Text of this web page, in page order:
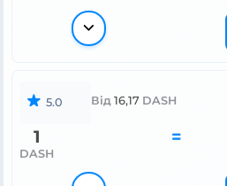
5.0 Від 16,17 DASH
1
DASH
=